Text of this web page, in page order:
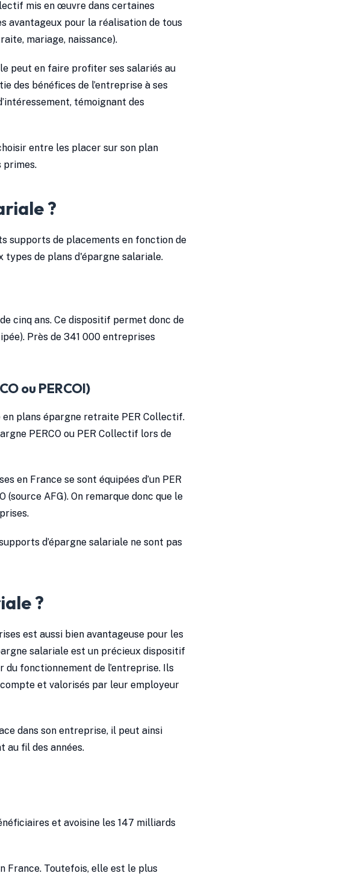
mis en œuvre dans certaines
avantageux pour la réalisation de tous
mariage, naissance).
peut en faire profiter ses salariés au
des bénéfices de l’entreprise à ses
témoignant des
entre les placer sur son plan
primes.
?
supports de placements en fonction de
de plans d'épargne salariale.
cinq ans. Ce dispositif permet donc de
Près de 341 000 entreprises
ou PERCOI)
plans épargne retraite PER Collectif.
PERCO ou PER Collectif lors de
en France se sont équipées d’un PER
AFG). On remarque donc que le
d’épargne salariale ne sont pas
?
est aussi bien avantageuse pour les
salariale est un précieux dispositif
fonctionnement de l’entreprise. Ils
et valorisés par leur employeur
dans son entreprise, il peut ainsi
au fil des années.
et avoisine les 147 milliards
France. Toutefois, elle est le plus